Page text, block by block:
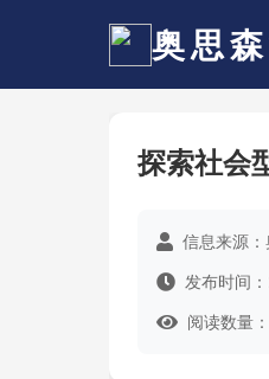
奥思
探索社会
信息来源
发布时间
阅读数量